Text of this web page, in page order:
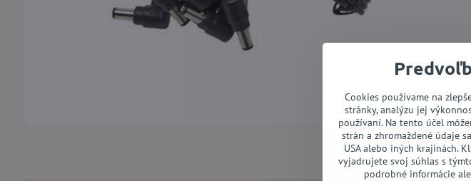
Popis
Cookies používame na
stránky, analýzu jej
používaní. Na tento účel
strán a zhromaždené údaje
USA alebo iných krajinách.
vyjadrujete svoj súhlas s
podrobné informácie